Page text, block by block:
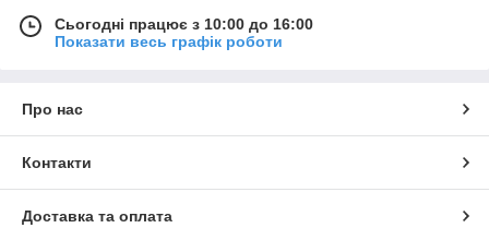
Сьогодні працює з 10:00 до 16:00
Показати весь графік роботи
Про нас
Контакти
Доставка та оплата